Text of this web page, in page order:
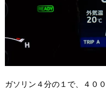
ガソリン４分の１で、４０